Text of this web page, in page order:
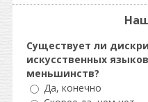
Существует ли
искусственных
меньшинств?
Да, конечно